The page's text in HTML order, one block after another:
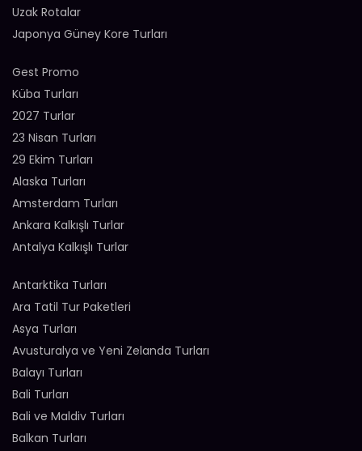
Uzak Rotalar
Japonya Güney Kore Turları
Gest Promo
Küba Turları
2027 Turlar
23 Nisan Turları
29 Ekim Turları
Alaska Turları
Amsterdam Turları
Ankara Kalkışlı Turlar
Antalya Kalkışlı Turlar
Antarktika Turları
Ara Tatil Tur Paketleri
Asya Turları
Avusturalya ve Yeni Zelanda Turları
Balayı Turları
Bali Turları
Bali ve Maldiv Turları
Balkan Turları